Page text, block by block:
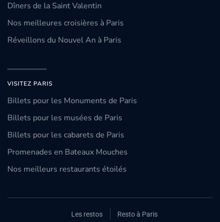
Dîners de la Saint Valentin
Nos meilleures croisières à Paris
Réveillons du Nouvel An à Paris
VISITEZ PARIS
Billets pour les Monuments de Paris
Billets pour les musées de Paris
Billets pour les cabarets de Paris
Promenades en Bateaux Mouches
Nos meilleurs restaurants étoilés
Les restos Resto à Paris